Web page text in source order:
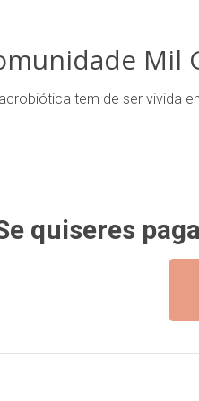
Mil
tem de ser vivida
quiseres